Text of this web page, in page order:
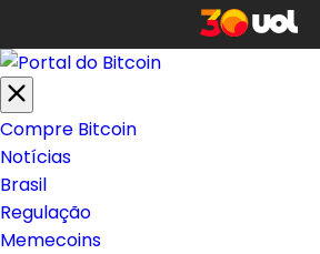
Compre Bitcoin
Notícias
Brasil
Regulação
Memecoins